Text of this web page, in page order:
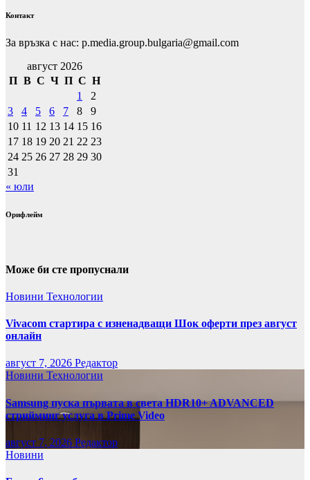
Контакт
За връзка с нас: p.media.group.bulgaria@gmail.com
август 2026
П В С Ч П С Н
1
2
3
4 5 6 7 8
9
10 11 12 13 14 15 16
17 18 19 20 21 22 23
24 25 26 27 28 29 30
31
« юли
Орифлейм
Може би сте пропуснали
Новини Технологии
Vivacom стартира с изненадващи Шок оферти през август
онлайн
август 7, 2026 Редактор
Новини Технологии
Samsung пуска първата в света HDR10+ ADVANCED
стрийминг услуга в Prime Video
август 7, 2026 Редактор
Новини